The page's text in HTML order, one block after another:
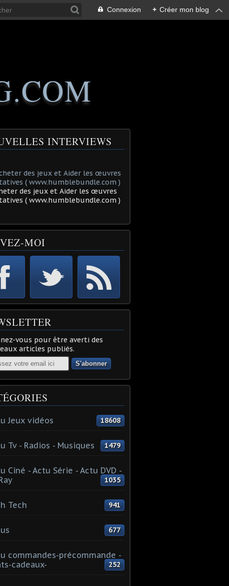
Connexion + Créer mon blog
INTERVIEWS
des jeux et Aider les œuvres
( www.humblebundle.com )
MOI
vous pour être averti des
articles publiés.
Jeux vidéos 18608
Tv - Radios - Musiques 1479
Ciné - Actu Série - Actu DVD -
1035
Tech 941
677
commandes-précommande -
cadeaux-
252